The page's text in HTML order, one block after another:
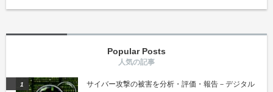
Popular Posts
サイバー攻撃の被害を分析・評価・報告－デジタル